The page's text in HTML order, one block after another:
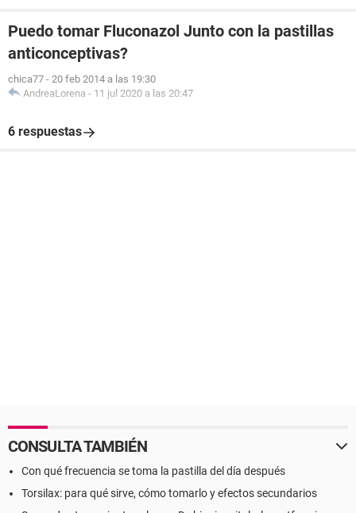
Puedo tomar Fluconazol Junto con la pastillas
anticonceptivas?
chica77 - 20 feb 2014 a las 19:30
AndreaLorena - 11 jul 2020 a las 20:47
6 respuestas
CONSULTA TAMBIÉN
Con qué frecuencia se toma la pastilla del día después
Torsilax: para qué sirve, cómo tomarlo y efectos secundarios